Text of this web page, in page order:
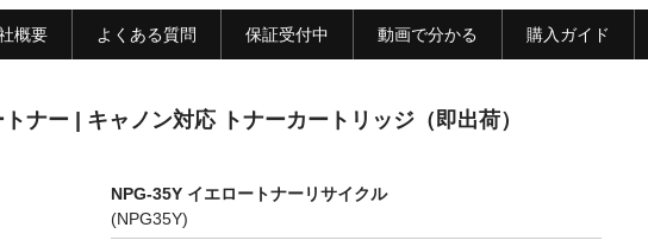
概要 よくある質問 保証受付中 動画で分かる 購入ガイド
ナー | キャノン対応 トナーカートリッジ（即出荷）
NPG-35Y イエロートナーリサイクル
(NPG35Y)